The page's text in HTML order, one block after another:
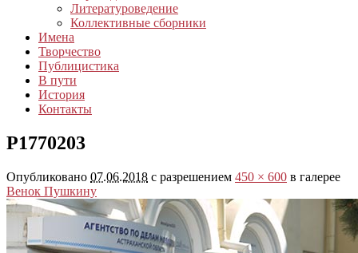
Литературоведение
Коллективные сборники
Имена
Творчество
Публицистика
В пути
История
Контакты
P1770203
Опубликовано 07.06.2018 с разрешением 450 × 600 в галерее
Венок Пушкину